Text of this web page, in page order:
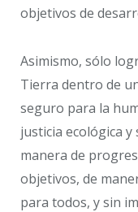
objetivos de
Asimismo, sólo
Tierra dentro de
seguro para la
justicia ecológica y
manera de
objetivos, de
para todos, y sin